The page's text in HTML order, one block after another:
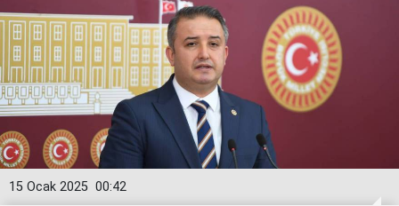
00:42
15 Ocak 2025